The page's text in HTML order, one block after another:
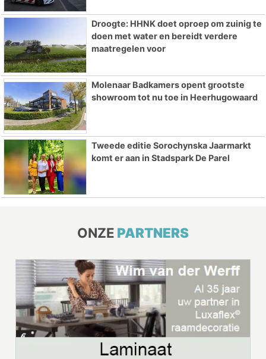
Droogte: HHNK doet oproep om zuinig te
doen met water en bereidt verdere
maatregelen voor
Molenaar Badkamers opent grootste
showroom tot nu toe in Heerhugowaard
Tweede editie Sorochynska Jaarmarkt
komt er aan in Stadspark De Parel
ONZE PARTNERS